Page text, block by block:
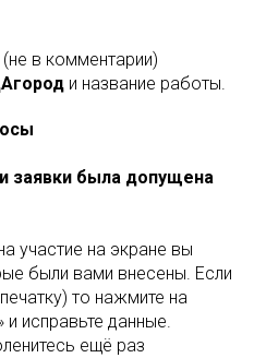
в комментарии)
и название работы.
заявки была допущена
участие на экране вы
были вами внесены. Если
то нажмите на
и исправьте данные.
ещё раз